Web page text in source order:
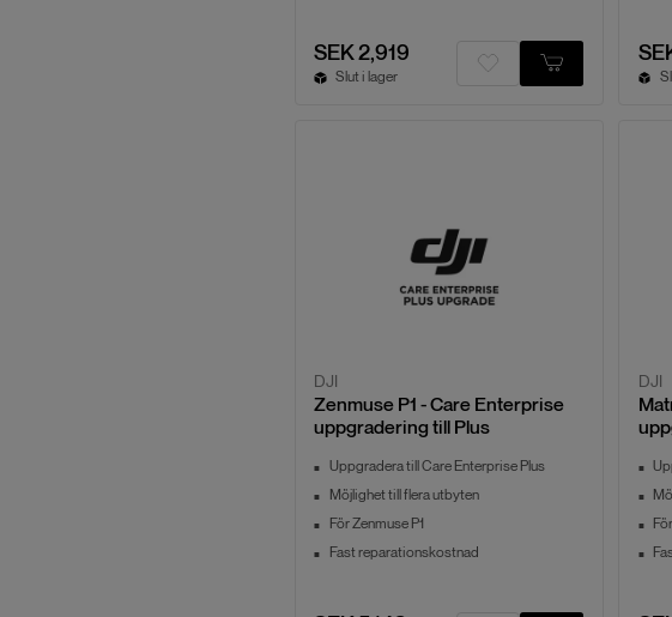
SEK 2,919
Slut i lager
DJI
Zenmuse P1 - Care Enterprise
uppgradering till Plus
Uppgradera till Care Enterprise Plus
Möjlighet till flera utbyten
För Zenmuse P1
Fast reparationskostnad
DJI